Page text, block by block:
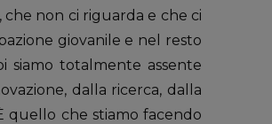
non ci riguarda e che ci
giovanile e nel resto
siamo totalmente assente
dalla ricerca, dalla
quello che stiamo facendo